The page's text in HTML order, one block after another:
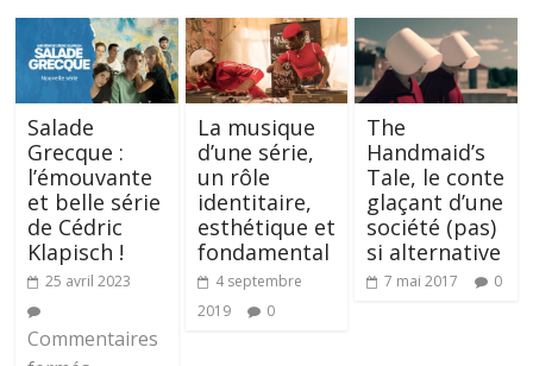
Salade
Grecque :
l’émouvante
et belle série
de Cédric
Klapisch !
25 avril 2023
Commentaires
La musique
d’une série,
un rôle
identitaire,
esthétique et
fondamental
4 septembre
2019
0
The
Handmaid’s
Tale, le conte
glaçant d’une
société (pas)
si alternative
7 mai 2017 0